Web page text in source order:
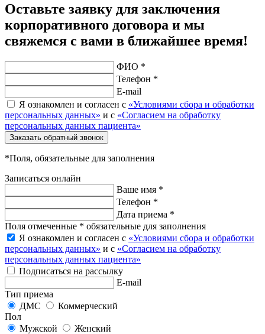
Оставьте заявку для заключения
корпоративного договора и мы
свяжемся с вами в ближайшее время!
ФИО *
Телефон *
E-mail
Я ознакомлен и согласен с «Условиями сбора и обработки
персональных данных» и с «Согласием на обработку
персональных данных пациента»
Заказать обратный звонок
*Поля, обязательные для заполнения
Записаться онлайн
Ваше имя *
Телефон *
Дата приема *
Поля отмеченные * обязательные для заполнения
Я ознакомлен и согласен с «Условиями сбора и обработки
персональных данных» и с «Согласием на обработку
персональных данных пациента»
Подписаться на рассылку
E-mail
Тип приема
ДМС
Коммерческий
Пол
Мужской
Женский